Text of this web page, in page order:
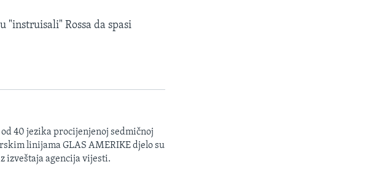
"instruisali" Rossa da spasi
40 jezika procijenjenoj sedmičnoj
linijama GLAS AMERIKE djelo su
izveštaja agencija vijesti.